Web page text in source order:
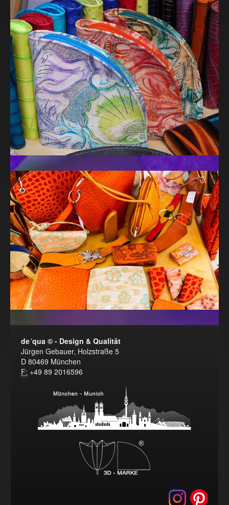
de´qua © - Design & Qualität
Jürgen Gebauer, Holzstraße 5
D 80469 München
F: +49 89 2016596